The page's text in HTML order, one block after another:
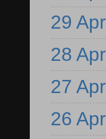
29 Apr
28 Apr
27 Apr
26 Apr